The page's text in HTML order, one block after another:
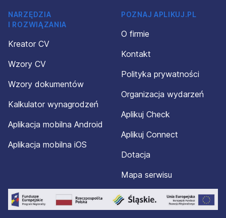
NARZĘDZIA
I ROZWIĄZANIA
Kreator CV
Wzory CV
Wzory dokumentów
Kalkulator wynagrodzeń
Aplikacja mobilna Android
Aplikacja mobilna iOS
POZNAJ APLIKUJ.PL
O firmie
Kontakt
Polityka prywatności
Organizacja wydarzeń
Aplikuj Check
Aplikuj Connect
Dotacja
Mapa serwisu